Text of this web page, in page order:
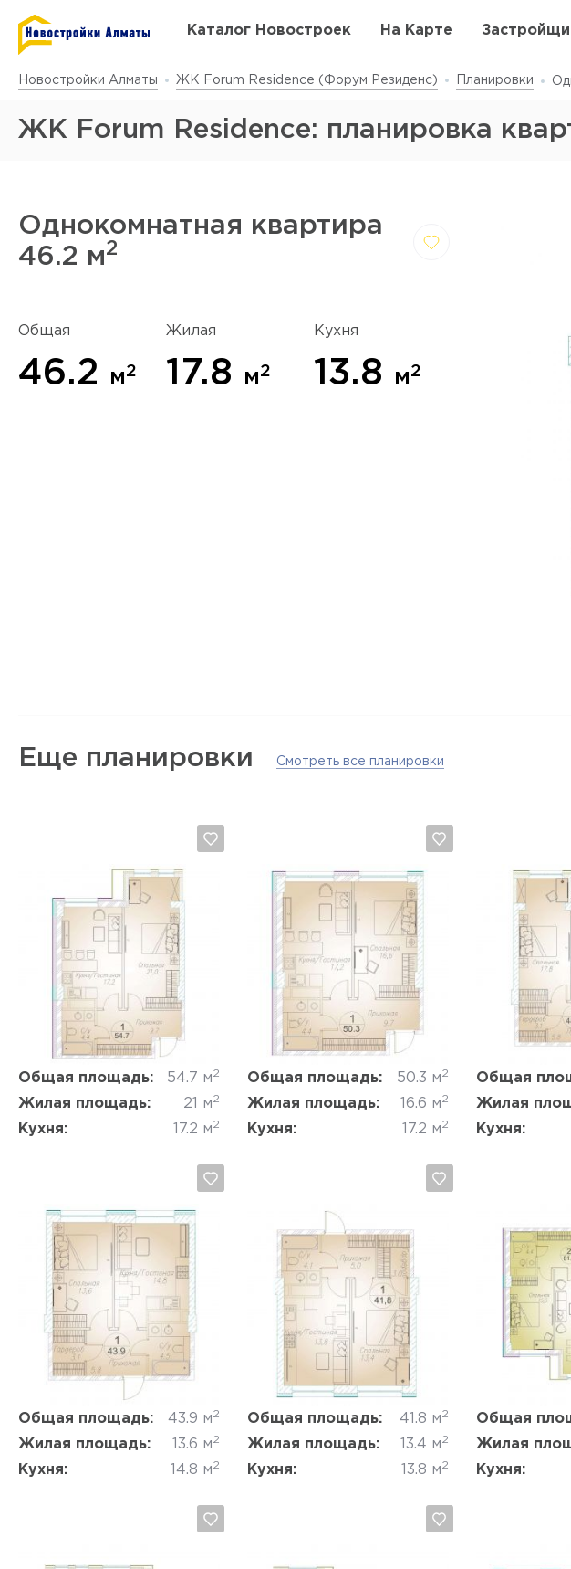
Каталог Новостроек На Карте
Новостройки Алматы ЖК Forum Residence (Форум Резиденс) Планировки
ЖК Forum Residence: планировка
Однокомнатная квартира
46.2 м2
Общая
46.2 м2
Жилая
17.8 м2
Кухня
13.8 м2
Еще планировки Смотреть все планировки
Общая площадь: 54.7 м2
Жилая площадь: 21 м2
Кухня: 17.2 м2
Да, удалить Отмена
Общая площадь: 50.3 м2
Жилая площадь: 16.6 м2
Кухня: 17.2 м2
Да, удалить Отмена
Общая
Жилая
Кухня:
Общая площадь: 43.9 м2
Жилая площадь: 13.6 м2
Кухня: 14.8 м2
Да, удалить Отмена
Общая площадь: 41.8 м2
Жилая площадь: 13.4 м2
Кухня: 13.8 м2
Да, удалить Отмена
Общая
Жилая
Кухня:
Да,